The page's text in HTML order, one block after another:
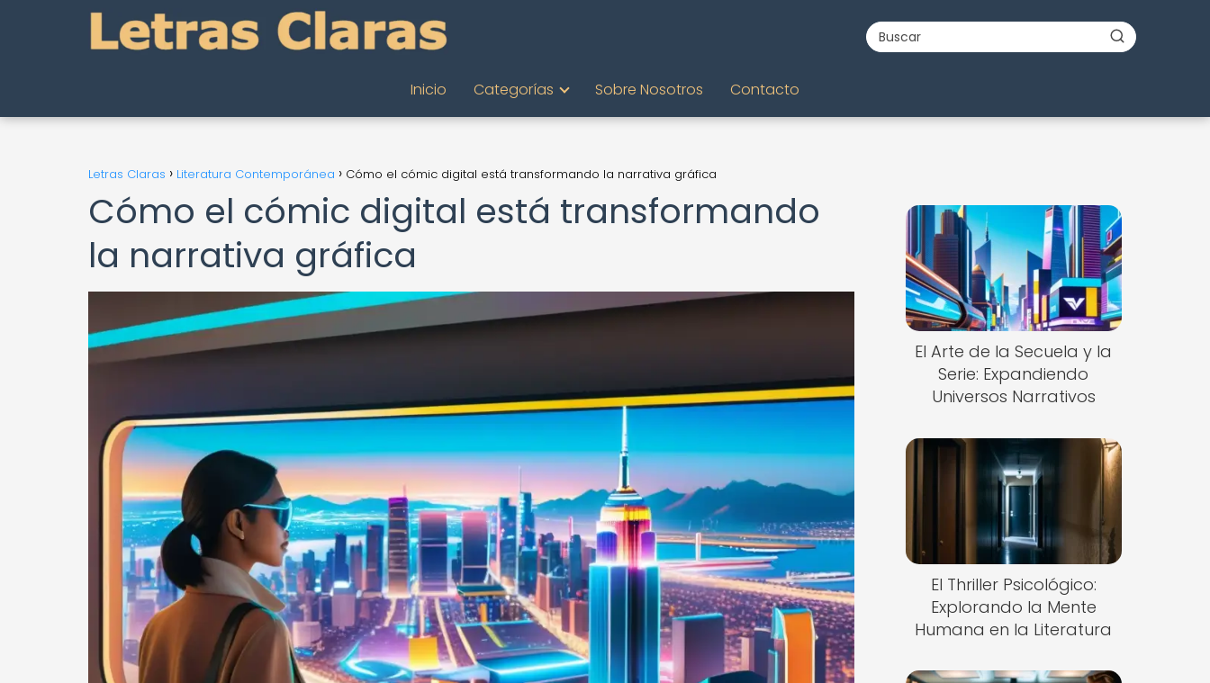
Inicio Categorías Sobre Nosotros Contacto
Letras Claras Literatura Contemporánea Cómo el cómic digital está transformando la narrativa gráfica
Cómo el cómic digital está transformando
la narrativa gráfica
El Arte de la Secuela y la
Serie: Expandiendo
Universos Narrativos
El Thriller Psicológico:
Explorando la Mente
Humana en la Literatura